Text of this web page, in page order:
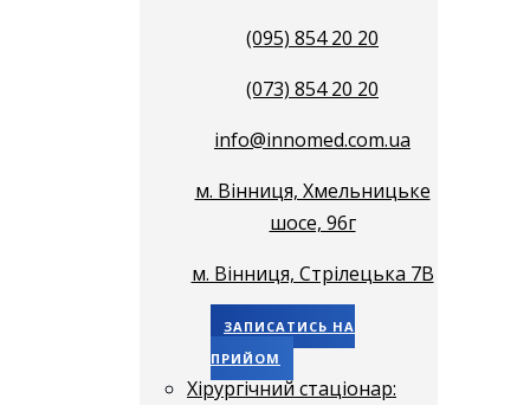
(095) 854 20 20
(073) 854 20 20
info@innomed.com.ua
м. Вінниця, Хмельницьке
шосе, 96г
м. Вінниця, Стрілецька 7В
ЗАПИСАТИСЬ НА
ПРИЙОМ
Хірургічний стаціонар: